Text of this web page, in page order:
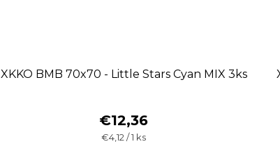
XKKO BMB 70x70 - Little Stars Cyan MIX 3ks
€12,36
Jednotková
€4,12 / 1 ks